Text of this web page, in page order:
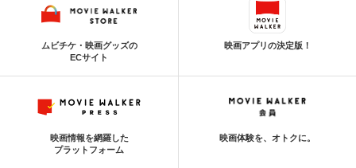
ムビチケ・映画グッズの
ECサイト
映画アプリの決定版！
映画情報を網羅した
プラットフォーム
映画体験を、オトクに。